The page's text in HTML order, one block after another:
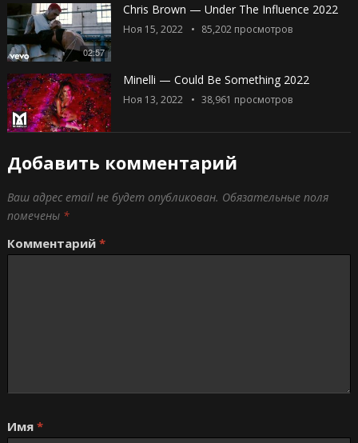
02:57
Chris Brown — Under The Influence 2022
Ноя 15, 2022 85,202просмотров
Minelli — Could Be Something 2022
Ноя 13, 2022 38,961 просмотров
Добавить комментарий
Ваш адрес email не будет опубликован. Обязательные поля
помечены *
Комментарий *
Имя *